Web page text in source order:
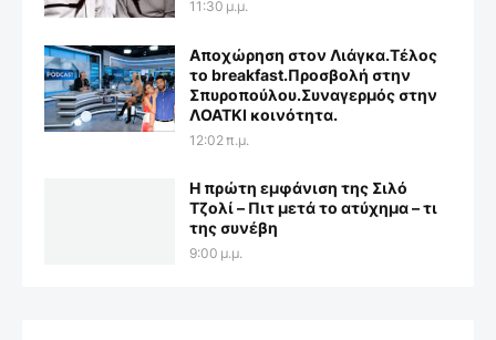
11:30 μ.μ.
Αποχώρηση στον Λιάγκα.Τέλος
το breakfast.Προσβολή στην
Σπυροπούλου.Συναγερμός στην
ΛΟΑΤΚΙ κοινότητα.
12:02 π.μ.
Η πρώτη εμφάνιση της Σιλό
Τζολί – Πιτ μετά το ατύχημα – τι
της συνέβη
9:00 μ.μ.